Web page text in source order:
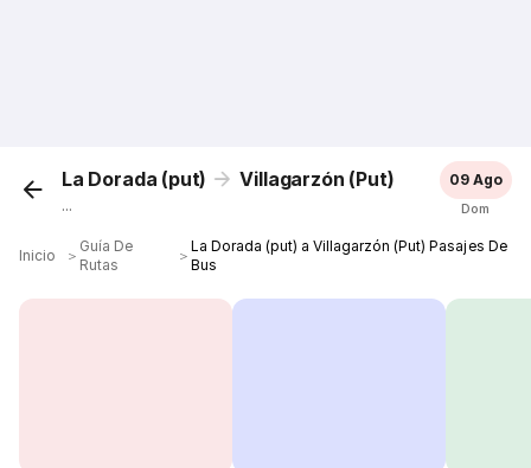
La Dorada (put) Villagarzón (Put)
...
09 Ago
Dom
Inicio ＞
Guía De
Rutas
＞
La Dorada (put) a Villagarzón (Put) Pasajes De
Bus